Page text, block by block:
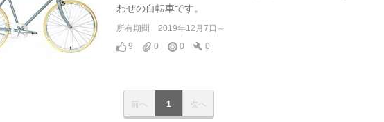
わせの自転車です。
所有期間
2019年12月7日～
9
0 0 0
前へ 1 次へ